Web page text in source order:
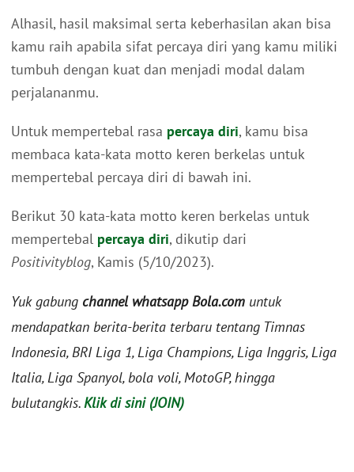
Alhasil, hasil maksimal serta keberhasilan akan bisa
kamu raih apabila sifat percaya diri yang kamu miliki
tumbuh dengan kuat dan menjadi modal dalam
perjalananmu.
Untuk mempertebal rasa percaya diri, kamu bisa
membaca kata-kata motto keren berkelas untuk
mempertebal percaya diri di bawah ini.
Berikut 30 kata-kata motto keren berkelas untuk
mempertebal percaya diri, dikutip dari
Positivityblog, Kamis (5/10/2023).
Yuk gabung channel whatsapp Bola.com untuk
mendapatkan berita-berita terbaru tentang Timnas
Indonesia, BRI Liga 1, Liga Champions, Liga Inggris, Liga
Italia, Liga Spanyol, bola voli, MotoGP, hingga
bulutangkis.Klik di sini (JOIN)